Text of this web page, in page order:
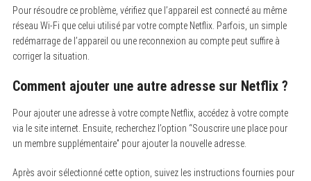
Pour résoudre ce problème, vérifiez que l’appareil est connecté au même
réseau Wi-Fi que celui utilisé par votre compte Netflix. Parfois, un simple
redémarrage de l’appareil ou une reconnexion au compte peut suffire à
corriger la situation.
Comment ajouter une autre adresse sur Netflix ?
Pour ajouter une adresse à votre compte Netflix, accédez à votre compte
via le site internet. Ensuite, recherchez l’option “Souscrire une place pour
un membre supplémentaire” pour ajouter la nouvelle adresse.
Après avoir sélectionné cette option, suivez les instructions fournies pour